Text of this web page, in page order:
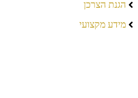
הגנת הצרכן
מידע מקצועי